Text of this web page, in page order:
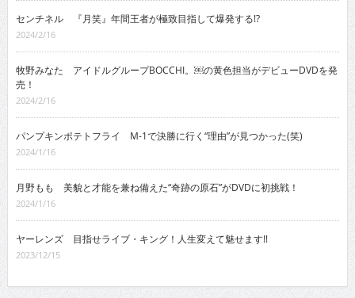
センチネル 『月笑』年間王者が極致目指して爆発する!?
2024/2/16
牧野みなた アイドルグループBOCCHI。￼の黄色担当がデビューDVDを発
売！
2024/2/16
パンプキンポテトフライ M-1で決勝に行く“理由”が見つかった(笑)
2024/1/16
月野もも 美貌と才能を兼ね備えた“奇跡の原石”がDVDに初挑戦！
2024/1/16
ヤーレンズ 目指せライブ・キング！人生変えて魅せます!!
2023/12/15